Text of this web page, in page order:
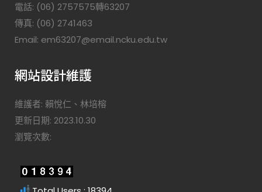
電話: (06) 2757575轉63207
傳真: (06) 2741463
Email: em63207@email.ncku.edu.tw
網站設計維護
維護者: 賴悅仁、林培榕
更新日期: 2023.10.30
瀏覽次數: